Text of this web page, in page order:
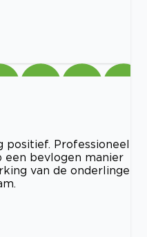
positief. Professioneel
bevlogen manier
van de onderlinge